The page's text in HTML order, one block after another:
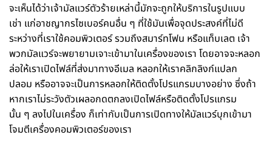
จะเห็นได้ว่าเจ้ามัลแวร์ตัวร้ายเหล่านี้มักจะถูกให้บริการในรูปแบบ
เช่า แก่อาชญากรไซเบอร์คนอื่น ๆ ที่ใช้มันเพื่อจุดประสงค์ที่ไม่ดี
ระหว่างที่เราใช้คอมพิวเตอร์ รวมถึงสมาร์ทโฟน หรือแท็บเลต เจ้า
พวกมัลแวร์จะพยายามเจาะเข้ามาในเครื่องของเรา โดยอาจจะหลอก
ล่อให้เราเปิดไฟล์ที่ส่งมาทางอีเมล หลอกให้เราคลิกลิงก์แปลก
ปลอม หรืออาจจะเป็นการหลอกให้ติดตั้งโปรแกรมบางอย่าง ซึ่งถ้า
หากเราไม่ระวังตัวเผลอกดตกลงเปิดไฟล์หรือติดตั้งโปรแกรม
นั้น ๆ ลงไปในเครื่อง ก็เท่ากับเป็นการเปิดทางให้มัลแวร์บุกเข้ามา
โจมตีเครื่องคอมพิวเตอร์ของเรา